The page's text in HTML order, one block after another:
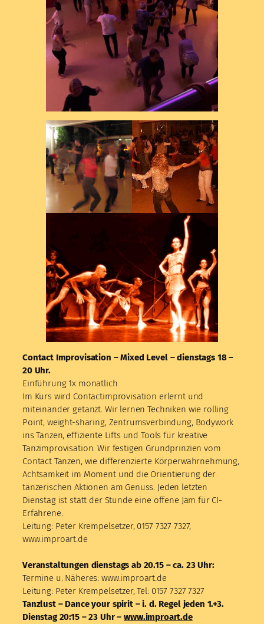
Contact Improvisation – Mixed Level – dienstags 18 –
20 Uhr.
Einführung 1x monatlich
Im Kurs wird Contactimprovisation erlernt und
miteinander getanzt. Wir lernen Techniken wie rolling
Point, weight-sharing, Zentrumsverbindung, Bodywork
ins Tanzen, effiziente Lifts und Tools für kreative
Tanzimprovisation. Wir festigen Grundprinzien vom
Contact Tanzen, wie differenzierte Körperwahrnehmung,
Achtsamkeit im Moment und die Orientierung der
tänzerischen Aktionen am Genuss. Jeden letzten
Dienstag ist statt der Stunde eine offene Jam für CI-
Erfahrene.
Leitung: Peter Krempelsetzer, 0157 7327 7327,
www.improart.de
Veranstaltungen dienstags ab 20.15 – ca. 23 Uhr:
Termine u. Näheres: www.improart.de
Leitung: Peter Krempelsetzer, Tel: 0157 7327 7327
Tanzlust – Dance your spirit – i. d. Regel jeden 1.+3.
Dienstag 20:15 – 23 Uhr –www.improart.de